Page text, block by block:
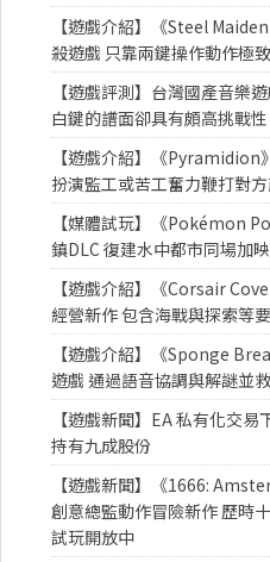
【遊戲介紹】《Steel
殺遊戲 只靠兩鍵操作動作極
【遊戲評測】台灣國產音樂
白鍵的譜面卻具有頗高挑戰性
【遊戲介紹】《Pyramidion
扮演監工或苦工奮力鞭打對
【媒體試玩】《Pokémon
鎮DLC 復建水中都市同場加
【遊戲介紹】《Corsair
經營新作 包含海戰與探索等
【遊戲介紹】《Sponge
遊戲 通過語音協調與解謎並
【遊戲新聞】EA 私有化交
持有九成股份
【遊戲新聞】《1666:
創意總監動作冒險新作 歷時
試玩開放中